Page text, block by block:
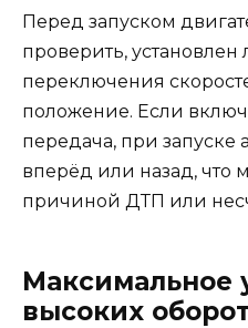
Перед запуском
проверить, установлен
переключения
положение. Если
передача, при запуске
вперёд или назад, что
причиной ДТП или
Максимальное
высоких